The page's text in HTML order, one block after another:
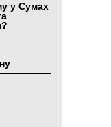
у Сумах